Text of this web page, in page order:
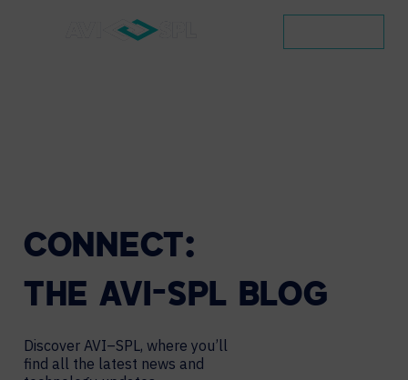
CONNECT:
THE AVI-SPL BLOG
Discover AVI–SPL, where you’ll
find all the latest news and